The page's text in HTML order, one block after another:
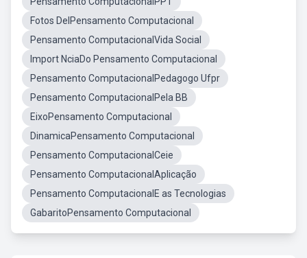
Fotos DelPensamento Computacional
Pensamento ComputacionalVida Social
Import NciaDo Pensamento Computacional
Pensamento ComputacionalPedagogo Ufpr
Pensamento ComputacionalPela BB
EixoPensamento Computacional
DinamicaPensamento Computacional
Pensamento ComputacionalCeie
Pensamento ComputacionalAplicação
Pensamento ComputacionalE as Tecnologias
GabaritoPensamento Computacional